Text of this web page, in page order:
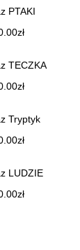
PTAKI
zł
TECZKA
zł
Tryptyk
zł
LUDZIE
zł